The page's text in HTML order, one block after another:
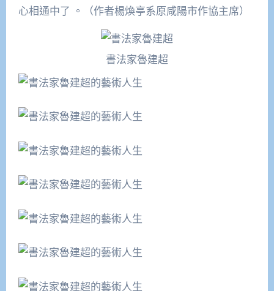
心相通中了 。（作者楊煥亭系原咸陽市作協主席）
書法家魯建超